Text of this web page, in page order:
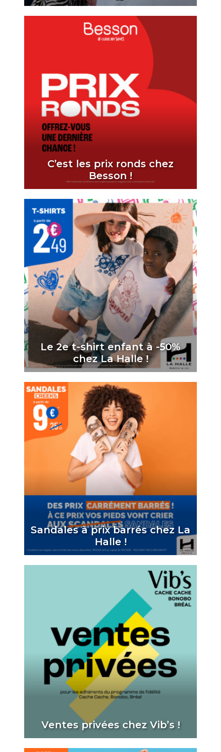
C’est les prix ronds chez
Besson !
Le 2e t-shirt enfant à -50%
chez La Halle !
Sandales à prix barrés chez La
Halle !
Ventes privées chez Vib’s !